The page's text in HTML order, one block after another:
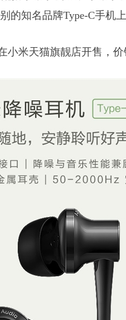
的知名品牌Type-C手机
米天猫旗靓店开售，价